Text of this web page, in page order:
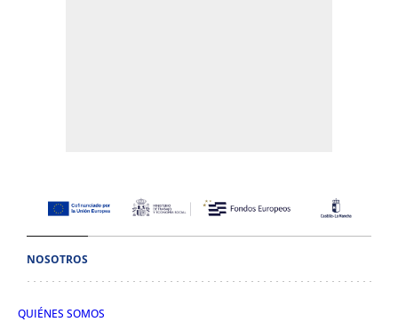
NOSOTROS
QUIÉNES SOMOS